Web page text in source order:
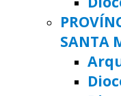
SANTA